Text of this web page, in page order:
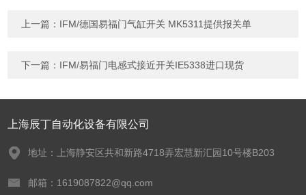
上一篇： IFM/德国易福门气缸开关 MK5311提供报关单
下一篇： IFM/易福门电感式接近开关IE5338进口现货
上海辰丁自动化设备有限公司
地址：上海静安区共和新路4718弄宏慧新汇园10号楼B203
邮箱：1619087822@qq.com